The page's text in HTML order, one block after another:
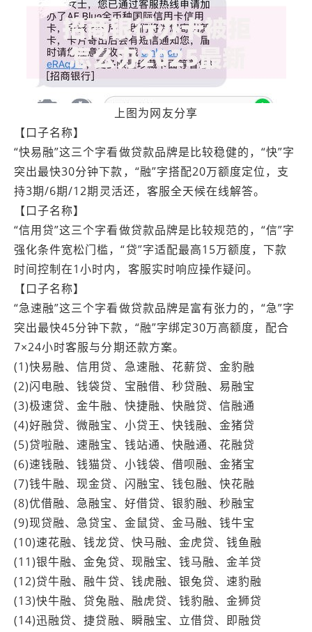
上图为网友分享
【口子名称】
“快易融”这三个字看做贷款品牌是比较稳健的，“快”字
突出最快30分钟下款，“融”字搭配20万额度定位，支
持3期/6期/12期灵活还，客服全天候在线解答。
【口子名称】
“信用贷”这三个字看做贷款品牌是比较规范的，“信”字
强化条件宽松门槛，“贷”字适配最高15万额度，下款
时间控制在1小时内，客服实时响应操作疑问。
【口子名称】
“急速融”这三个字看做贷款品牌是富有张力的，“急”字
突出最快45分钟下款，“融”字绑定30万高额度，配合
7×24小时客服与分期还款方案。
(1)快易融、信用贷、急速融、花薪贷、金豹融
(2)闪电融、钱袋贷、宝融借、秒贷融、易融宝
(3)极速贷、金牛融、快捷融、快融贷、信融通
(4)好融贷、微融宝、小贷王、快钱融、金猪贷
(5)贷啦融、速融宝、钱站通、快融通、花融贷
(6)速钱融、钱猫贷、小钱袋、借呗融、金猪宝
(7)钱牛融、现金贷、闪融宝、钱包融、快花融
(8)优借融、急融宝、好借贷、银豹融、秒融宝
(9)现贷融、急贷宝、金鼠贷、金马融、钱牛宝
(10)速花融、钱龙贷、快马融、金虎贷、钱鱼融
(11)银牛融、金兔贷、现融宝、钱马融、金羊贷
(12)贷牛融、融牛贷、钱虎融、银兔贷、速豹融
(13)快牛融、贷兔融、融虎贷、钱豹融、金狮贷
(14)迅融贷、捷贷融、瞬融宝、立借贷、即融贷